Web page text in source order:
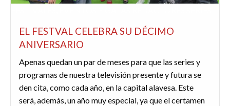
EL FESTVAL CELEBRA SU DÉCIMO
ANIVERSARIO
Apenas quedan un par de meses para que las series y
programas de nuestra televisión presente y futura se
den cita, como cada año, en la capital alavesa. Este
será, además, un año muy especial, ya que el certamen